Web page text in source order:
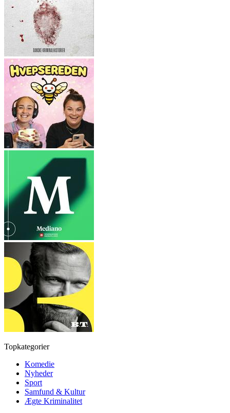
Topkategorier
Komedie
Nyheder
Sport
Samfund & Kultur
Ægte Kriminalitet